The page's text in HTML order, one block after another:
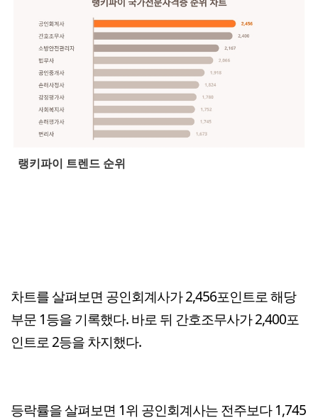
랭키파이 트렌드 순위
차트를 살펴보면 공인회계사가 2,456포인트로 해당
부문 1등을 기록했다. 바로 뒤 간호조무사가 2,400포
인트로 2등을 차지했다.
등락률을 살펴보면 1위 공인회계사는 전주보다 1,745